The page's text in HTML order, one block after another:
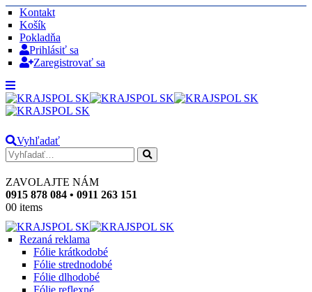
Kontakt
Košík
Pokladňa
Prihlásiť sa
Zaregistrovať sa
Vyhľadať
ZAVOLAJTE NÁM
0915 878 084 • 0911 263 151
00 items
Rezaná reklama
Fólie krátkodobé
Fólie strednodobé
Fólie dlhodobé
Fólie reflexné